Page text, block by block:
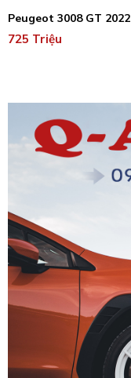
Peugeot 3008 GT 2022
725 Triệu